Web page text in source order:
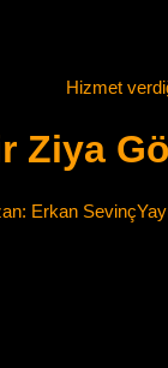
Hizmet
Erkan Sevinç